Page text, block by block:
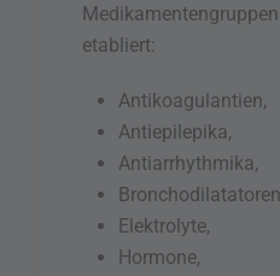
etabliert:
Antikoagulantien,
Antiepilepika,
Antiarrhythmika,
Elektrolyte,
Hormone,